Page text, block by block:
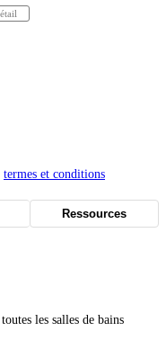
termes et conditions
Ressources
les salles de bains